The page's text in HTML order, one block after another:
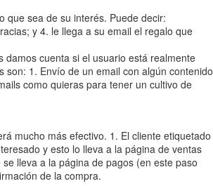
que sea de su interés. Puede decir:
y 4. le llega a su email el regalo que
cuenta si el usuario está realmente
1. Envío de un email con algún contenido
como quieras para tener un cultivo de
mucho más efectivo. 1. El cliente etiquetado
y esto lo lleva a la página de ventas
lleva a la página de pagos (en este paso
de la compra.